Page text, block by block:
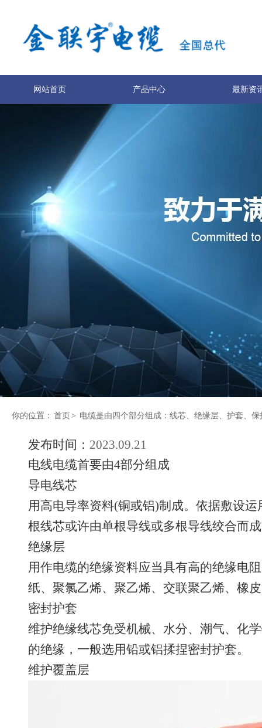
网站首页 产品中心 最新资
联系我们
你的位置： 首页 > 电缆是由四个部分组成：线芯、绝缘层、护套、保
发布时间： 2023.09.21
电线电缆首要由4部分组成
导电线芯
用高电导率资料(铜或铝)制成。依据敷设
根线芯或许由单根导线或多根导线绞合而
绝缘层
用作电缆的绝缘资料应当具有高的绝缘电
纸、聚氯乙烯、聚乙烯、交联聚乙烯、橡
密封护套
维护绝缘线芯免受机械、水分、潮气、化
的绝缘，一般选用铅或铝揉捏密封护套。
维护覆盖层